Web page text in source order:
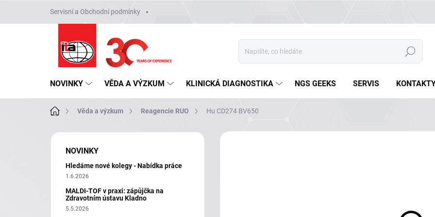
obsah
Servisní a Obchodní podmínky
Hledat
NOVINKY VĚDA A VÝZKUM KLINICKÁ DIAGNOSTIKA NGS GEEKS SERVIS
Domů Věda a výzkum Reagencie RUO Hu CD274 BV650
P
NOVINKY
Hledáme nové kolegy - Nabídka práce
1.6.2026
MALDI-TOF v praxi: zápůjčka na
Zdravotním ústavu Kladno
5.5.2026